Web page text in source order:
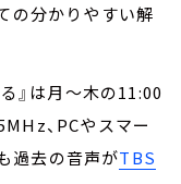
の分かりやすい解
』は月～木の11:00
、PCやスマー
過去の音声がTBS